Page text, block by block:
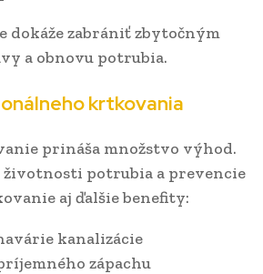
dokáže zabrániť zbytočným
a obnovu potrubia.
krtkovania
prináša množstvo výhod.
životnosti potrubia a prevencie
aj ďalšie benefity:
kanalizácie
zápachu